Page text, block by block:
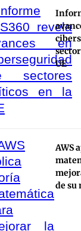
UE
AWS
de su